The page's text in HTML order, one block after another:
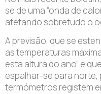
se de uma “onda de
afetando sobretudo o
A previsão, que se
as temperaturas
esta altura do ano” e
espalhar-se para
termómetros registem